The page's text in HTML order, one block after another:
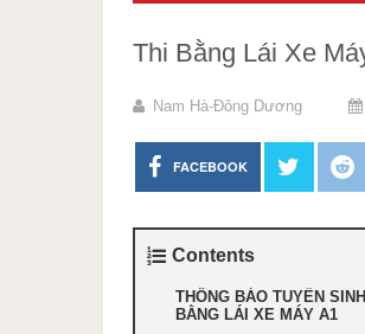
Thi Bằng Lái Xe
Nam Hà-Đông Dương
FACEBOOK
Contents
THÔNG BÁO TUYỂN SINH
BẰNG LÁI XE MÁY A1